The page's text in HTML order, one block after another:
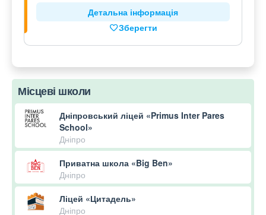
Детальна інформація
Зберегти
Місцеві школи
Дніпровський ліцей «Primus Inter Pares
School»
Дніпро
Приватна школа «Big Ben»
Дніпро
Ліцей «Цитадель»
Дніпро